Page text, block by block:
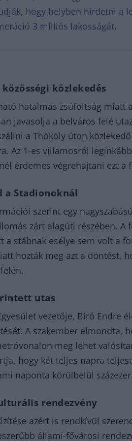
hogy helyben hirdetni a
3 milliós lakosságát.
közlekedés
hatalmas zsúfoltság
javasolja a belváros felé
a Thököly úton közlekedő
Az 1-es villamosról
érdemes végrehajtani ezt a
a Stadionoknál
szerint egy
zárt alagúti részében. A
a stábnak esélye sem volt a
hozták meg azt a döntést,
utas
vezetője, Bíró Endre
A szakember elmondta,
meg lehet
hogy két teljes napra
naponta körülbelül
rendezvény
azért is rendkívül
állami-fővárosi